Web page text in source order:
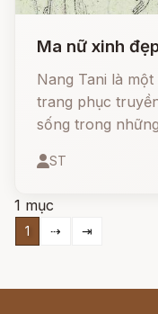
Ma nữ xinh
Nang Tani là
trang phục
sống trong
ngày (Có thể gọi
trăng tròn, ta mới
ST
1 mục
1 ⇢ ⇥